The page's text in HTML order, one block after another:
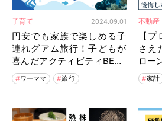
子育て 2024.09.01
円安でも家族で楽しめる子
連れグアム旅行！子どもが
喜んだアクティビティBEST
3 ワーママ 旅行
不動産
【
さえ
ロー
家計